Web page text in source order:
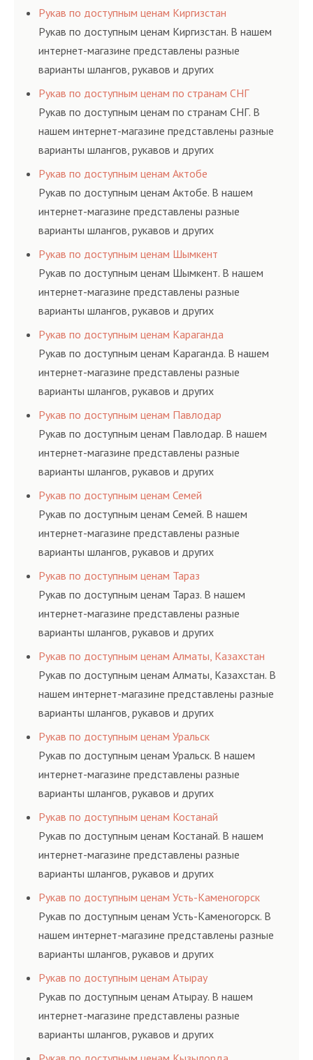
резинотехнических изделий, соответствующих
ГОСТам, техническим условиям и нормативам.
Рукав по доступным ценам Киргизстан
Рукав по доступным ценам Киргизстан. В нашем
интернет-магазине представлены разные
варианты шлангов, рукавов и других
резинотехнических изделий, соответствующих
ГОСТам, техническим условиям и нормативам.
Рукав по доступным ценам по странам СНГ
Рукав по доступным ценам по странам СНГ. В
нашем интернет-магазине представлены разные
варианты шлангов, рукавов и других
резинотехнических изделий, соответствующих
ГОСТам, техническим условиям и нормативам.
Рукав по доступным ценам Актобе
Рукав по доступным ценам Актобе. В нашем
интернет-магазине представлены разные
варианты шлангов, рукавов и других
резинотехнических изделий, соответствующих
ГОСТам, техническим условиям и нормативам.
Рукав по доступным ценам Шымкент
Рукав по доступным ценам Шымкент. В нашем
интернет-магазине представлены разные
варианты шлангов, рукавов и других
резинотехнических изделий, соответствующих
ГОСТам, техническим условиям и нормативам.
Рукав по доступным ценам Караганда
Рукав по доступным ценам Караганда. В нашем
интернет-магазине представлены разные
варианты шлангов, рукавов и других
резинотехнических изделий, соответствующих
ГОСТам, техническим условиям и нормативам.
Рукав по доступным ценам Павлодар
Рукав по доступным ценам Павлодар. В нашем
интернет-магазине представлены разные
варианты шлангов, рукавов и других
резинотехнических изделий, соответствующих
ГОСТам, техническим условиям и нормативам.
Рукав по доступным ценам Семей
Рукав по доступным ценам Семей. В нашем
интернет-магазине представлены разные
варианты шлангов, рукавов и других
резинотехнических изделий, соответствующих
ГОСТам, техническим условиям и нормативам.
Рукав по доступным ценам Тараз
Рукав по доступным ценам Тараз. В нашем
интернет-магазине представлены разные
варианты шлангов, рукавов и других
резинотехнических изделий, соответствующих
ГОСТам, техническим условиям и нормативам.
Рукав по доступным ценам Алматы, Казахстан
Рукав по доступным ценам Алматы, Казахстан. В
нашем интернет-магазине представлены разные
варианты шлангов, рукавов и других
резинотехнических изделий, соответствующих
ГОСТам, техническим условиям и нормативам.
Рукав по доступным ценам Уральск
Рукав по доступным ценам Уральск. В нашем
интернет-магазине представлены разные
варианты шлангов, рукавов и других
резинотехнических изделий, соответствующих
ГОСТам, техническим условиям и нормативам.
Рукав по доступным ценам Костанай
Рукав по доступным ценам Костанай. В нашем
интернет-магазине представлены разные
варианты шлангов, рукавов и других
резинотехнических изделий, соответствующих
ГОСТам, техническим условиям и нормативам.
Рукав по доступным ценам Усть-Каменогорск
Рукав по доступным ценам Усть-Каменогорск. В
нашем интернет-магазине представлены разные
варианты шлангов, рукавов и других
резинотехнических изделий, соответствующих
ГОСТам, техническим условиям и нормативам.
Рукав по доступным ценам Атырау
Рукав по доступным ценам Атырау. В нашем
интернет-магазине представлены разные
варианты шлангов, рукавов и других
резинотехнических изделий, соответствующих